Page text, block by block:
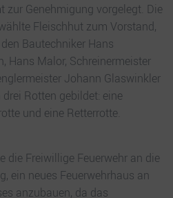
zur Genehmigung vorgelegt. Die
Fleischhut zum Vorstand,
Bautechniker Hans
Hans Malor, Schreinermeister
Johann Glaswinkler
Rotten gebildet: eine
und eine Retterrotte.
die Freiwillige Feuerwehr an die
ein neues Feuerwehrhaus an
anzubauen, da das